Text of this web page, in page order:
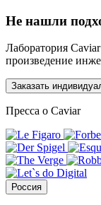
Не нашли
Лаборатория
произведение
Заказать
Пресса о Caviar
Россия